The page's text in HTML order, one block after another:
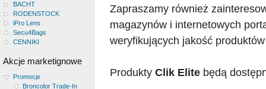
BACHT
RODENSTOCK
iPro Lens
Secu4Bags
CENNIKI
Akcje marketignowe
Promocje
Broncolor Trade-In
Zapraszamy również
magazynów i internetowych
weryfikujących jakość
Produkty Clik Elite będą